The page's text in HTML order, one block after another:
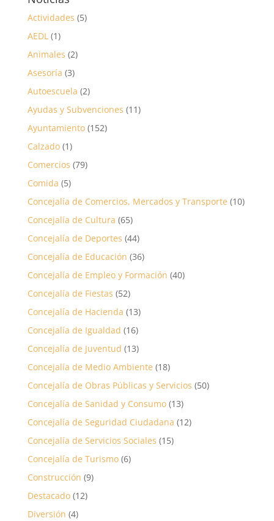
Actividades (5)
AEDL (1)
Animales (2)
Asesoría (3)
Autoescuela (2)
Ayudas y Subvenciones (11)
Ayuntamiento(152)
Calzado(1)
Comercios (79)
Comida (5)
Concejalía de Comercios, Mercados y Transporte (10)
Concejalía de Cultura (65)
Concejalía de Deportes (44)
Concejalía de Educación (36)
Concejalía de Empleo y Formación (40)
Concejalía de Fiestas (52)
Concejalía de Hacienda (13)
Concejalía de Igualdad (16)
Concejalía de Juventud (13)
Concejalía de Medio Ambiente (18)
Concejalía de Obras Públicas y Servicios (50)
Concejalía de Sanidad y Consumo(13)
Concejalía de Seguridad Ciudadana (12)
Concejalía de Servicios Sociales (15)
Concejalía de Turismo(6)
Construcción (9)
Destacado(12)
Diversión (4)